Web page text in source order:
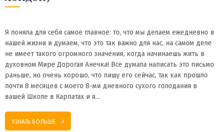
Я поняла для себя самое главное: то, что мы делаем ежедневно в
нашей жизни и думаем, что это так важно для нас, на самом деле
не имеет такого огромного значения, когда начинаешь жить в
духовном Мире Дорогая Анечка! Все думала написать это письмо
раньше, но очень хорошо, что пишу его сейчас, так как прошло
почти 8 месяцев с моего 8-ми дневного сухого голодания в
вашей Школе в Карпатах и я…
УЗНАТЬ БОЛЬШЕ